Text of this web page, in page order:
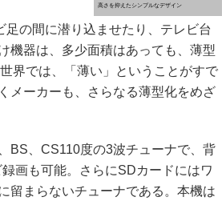
高さを抑えたシンプルなデザイン
の間に潜り込ませたり、テレビ台
機器は、多少面積はあっても、薄型
界では、「薄い」ということがすで
メーカーも、さらなる薄型化をめざ
BS、CS110度の3波チューナで、背
画も可能。さらにSDカードにはワ
留まらないチューナである。本機は